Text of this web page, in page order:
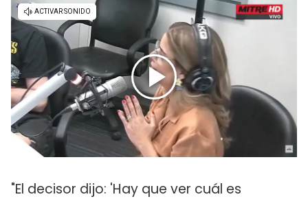
"El decisor dijo: 'Hay que ver cuál es